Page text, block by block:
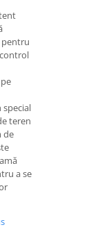
pentru
special
teren
de
a se